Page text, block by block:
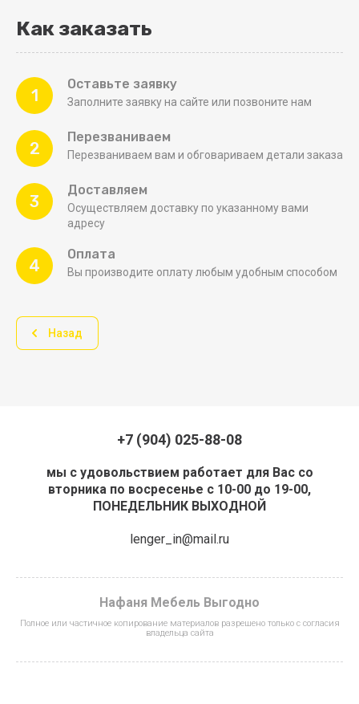
Как заказать
1
Оставьте заявку
Заполните заявку на сайте или позвоните нам
2
Перезваниваем
Перезваниваем вам и обговариваем детали заказа
3
Доставляем
Осуществляем доставку по указанному вами
адресу
4
Оплата
Вы производите оплату любым удобным способом
Назад
+7 (904) 025-88-08
мы с удовольствием работает для Вас со
вторника по восресенье с 10-00 до 19-00,
ПОНЕДЕЛЬНИК ВЫХОДНОЙ
lenger_in@mail.ru
Нафаня Мебель Выгодно
Полное или частичное копирование материалов разрешено только с согласия
владельца сайта